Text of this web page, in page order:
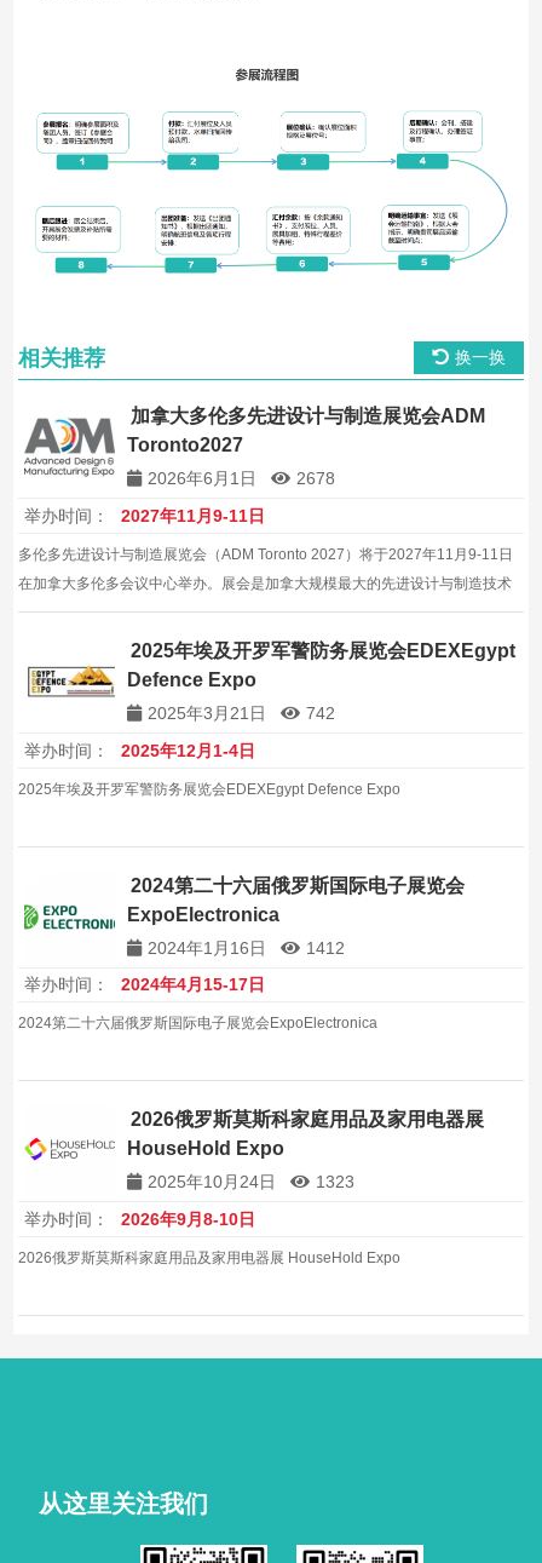
相关推荐 换一换
加拿大多伦多先进设计与制造展览会ADM
Toronto2027
2026年6月1日
2678
举办时间：
2027年11月9-11日
多伦多先进设计与制造展览会（ADM Toronto 2027）将于2027年11月9-11日
在加拿大多伦多会议中心举办。展会是加拿大规模最大的先进设计与制造技术
综合博览会，展览面积约20000平方米，汇聚约408家展商，吸引超15000名专
2025年埃及开罗军警防务展览会EDEXEgypt
Defence Expo
2025年3月21日
742
举办时间：
2025年12月1-4日
2025年埃及开罗军警防务展览会EDEXEgypt Defence Expo
2024第二十六届俄罗斯国际电子展览会
ExpoElectronica
2024年1月16日
1412
举办时间：
2024年4月15-17日
2024第二十六届俄罗斯国际电子展览会ExpoElectronica
2026俄罗斯莫斯科家庭用品及家用电器展
HouseHold Expo
2025年10月24日
1323
举办时间：
2026年9月8-10日
2026俄罗斯莫斯科家庭用品及家用电器展 HouseHold Expo
从这里关注我们